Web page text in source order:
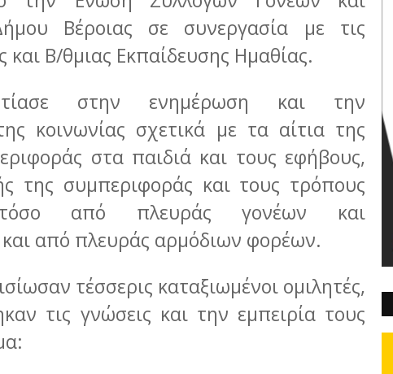
Βέροιας σε συνεργασία με τις
και Β/θμιας Εκπαίδευσης Ημαθίας.
στην ενημέρωση και την
κοινωνίας σχετικά με τα αίτια της
στα παιδιά και τους εφήβους,
της συμπεριφοράς και τους τρόπους
τόσο από πλευράς γονέων και
από πλευράς αρμόδιων φορέων.
τέσσερις καταξιωμένοι ομιλητές,
τις γνώσεις και την εμπειρία τους